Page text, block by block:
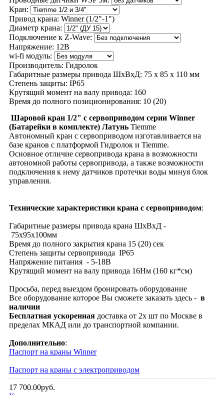
Кран:
Привод крана: Winner (1/2"-1")
Диаметр крана:
Подключение к Z-Wave:
Напряжение: 12В
wi-fi модуль:
Производитель: Гидролок
Габаритные размеры привода ШхВхД: 75 х 85 х 110 мм
Степень защиты: IP65
Крутящий момент на валу привода: 160
Время до полного позиционирования: 10 (20)
Шаровой кран 1/2" с сервоприводом серии Winner
(Батарейки в комплекте) Латунь Tiemme
Автономный кран с сервоприводом изготавливается на
базе кранов с платформой Гидролок и Tiemme.
Основное отличие сервопривода крана в возможности
автономной работы сервопривода, а также возможности
подключения к нему датчиков протечки воды минуя блок
управления.
Технические характеристики крана с сервоприводом:
Габаритные размеры привода крана ШхВхД -
75х95х100мм
Время до полного закрытия крана 15 (20) сек
Степень защиты сервопривода IP65
Напряжение питания - 5-18В
Крутящий момент на валу привода 16Нм (160 кг*см)
Просьба, перед выездом бронировать оборудование
Все оборудование которое Вы сможете заказать здесь - в
наличии
Бесплатная ускоренная доставка от 2х шт по Москве в
пределах МКАД или до транспортной компании.
Дополнительно:
Паспорт на краны Winner
Паспорт на краны с электроприводом
17 700.00руб.